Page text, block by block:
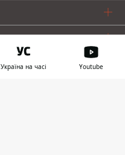
Україна на часі Youtube